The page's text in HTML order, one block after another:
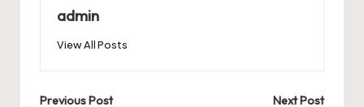
admin
View All Posts
Previous Post
Next Post